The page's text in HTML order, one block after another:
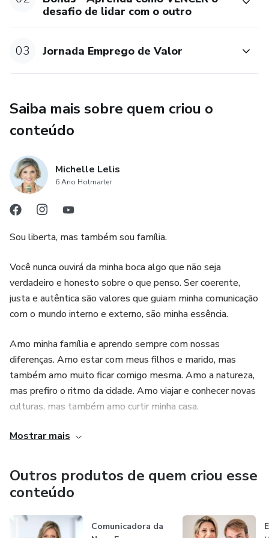
desafio de lidar com o outro
03 Jornada Emprego de Valor
Saiba mais sobre quem criou o
conteúdo
Michelle Lelis
6 Ano Hotmarter
Sou liberta, mas também sou família.
Você nunca ouvirá da minha boca algo que não seja
verdadeiro e honesto sobre o que penso. Ser coerente,
justa e autêntica são valores que guiam minha comunicação
com o mundo interno e externo, são minha essência.
Amo minha família e aprendo sempre com nossas
diferenças. Amo estar com meus filhos e marido, mas
também amo muito ficar comigo mesma. Amo a natureza,
mas prefiro o ritmo da cidade. Amo viajar e conhecer novas
culturas, mas também amo curtir minha casa.
Sou minha maior prioridade e preciso estar atenta a
fundamental pro meu bem-estar.
Desde cedo, eu já vislumbrava um mundo onde a mente, o
corpo, as emoções e o espírito estivessem em harmonia.
Acredito na energia, na magia e no poder de cocriar a
Mostrar mais
Outros produtos de quem criou esse
conteúdo
Comunicadora da